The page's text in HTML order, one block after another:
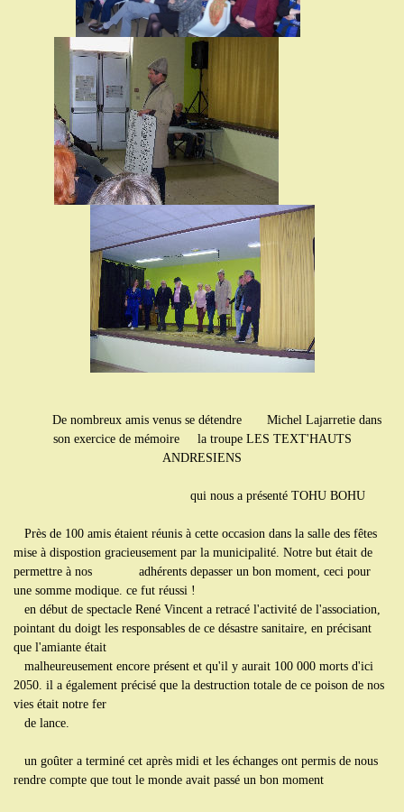
De nombreux amis venus se détendre Michel Lajarretie dans
son exercice de mémoire la troupe LES TEXT'HAUTS
ANDRESIENS
qui nous a présenté TOHU BOHU
Près de 100 amis étaient réunis à cette occasion dans la salle des fêtes
mise à dispostion gracieusement par la municipalité. Notre but était de
permettre à nos adhérents depasser un bon moment, ceci pour
une somme modique. ce fut réussi !
en début de spectacle René Vincent a retracé l'activité de l'association,
pointant du doigt les responsables de ce désastre sanitaire, en précisant
que l'amiante était
malheureusement encore présent et qu'il y aurait 100 000 morts d'ici
2050. il a également précisé que la destruction totale de ce poison de nos
vies était notre fer
de lance.
un goûter a terminé cet après midi et les échanges ont permis de nous
rendre compte que tout le monde avait passé un bon moment